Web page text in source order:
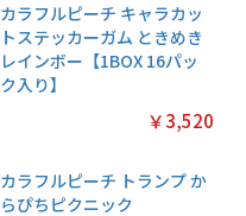
カラフルピーチ キャラカッ
トステッカーガム ときめき
レインボー【1BOX 16パッ
ク入り】
￥3,520
カラフルピーチ トランプ か
らぴちピクニック